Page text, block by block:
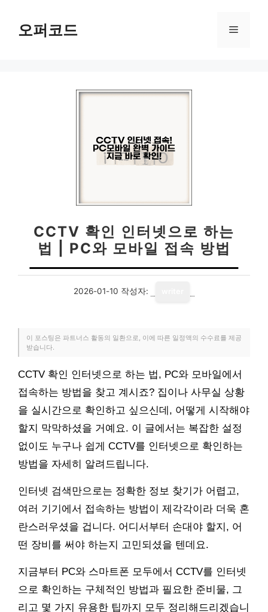
오퍼코드 메
CCTV 확인 인터넷으로 하는
법 | PC와 모바일 접속 방법
2026-01-10 작성자:
이 포스팅은 파트너스 활동의 일환으로, 이에 따른 일정액의 수수료를 제공
받습니다.
CCTV 확인 인터넷으로 하는 법, PC와 모바일에서
접속하는 방법을 찾고 계시죠? 집이나 사무실 상황
을 실시간으로 확인하고 싶으신데, 어떻게 시작해야
할지 막막하셨을 거예요. 이 글에서는 복잡한 설정
없이도 누구나 쉽게 CCTV를 인터넷으로 확인하는
방법을 자세히 알려드립니다.
인터넷 검색만으로는 정확한 정보 찾기가 어렵고,
여러 기기에서 접속하는 방법이 제각각이라 더욱 혼
란스러우셨을 겁니다. 어디서부터 손대야 할지, 어
떤 장비를 써야 하는지 고민되셨을 텐데요.
지금부터 PC와 스마트폰 모두에서 CCTV를 인터넷
으로 확인하는 구체적인 방법과 필요한 준비물, 그
리고 몇 가지 유용한 팁까지 모두 정리해드리겠습니